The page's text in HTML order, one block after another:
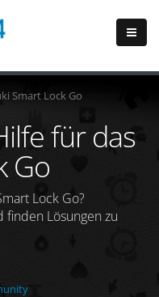
Smart Lock Go
für das
Go
Lock Go?
Lösungen zu